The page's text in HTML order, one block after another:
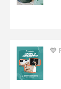
💙